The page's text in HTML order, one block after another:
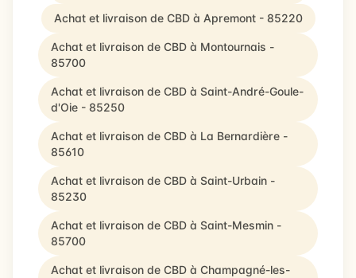
Achat et livraison de CBD à Apremont - 85220
Achat et livraison de CBD à Montournais -
85700
Achat et livraison de CBD à Saint-André-Goule-
d'Oie - 85250
Achat et livraison de CBD à La Bernardière -
85610
Achat et livraison de CBD à Saint-Urbain -
85230
Achat et livraison de CBD à Saint-Mesmin -
85700
Achat et livraison de CBD à Champagné-les-